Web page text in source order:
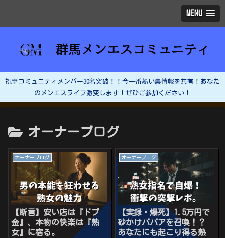
MENU
祝🎊コミュニティメンバー30名突破！！今一番熱い裏情報を共有！あなた
のメンエスライフ激変します！ぜひご参加ください！
オーナーブログ
オーナーブログ
【断言】安い店は『ドブ
金』、本物の快楽は『熟
女』に宿る。
オーナーブログ
【実録・爆死】1.5万円で
砂かけババアを召喚！？
あなたにも起こり得る熟